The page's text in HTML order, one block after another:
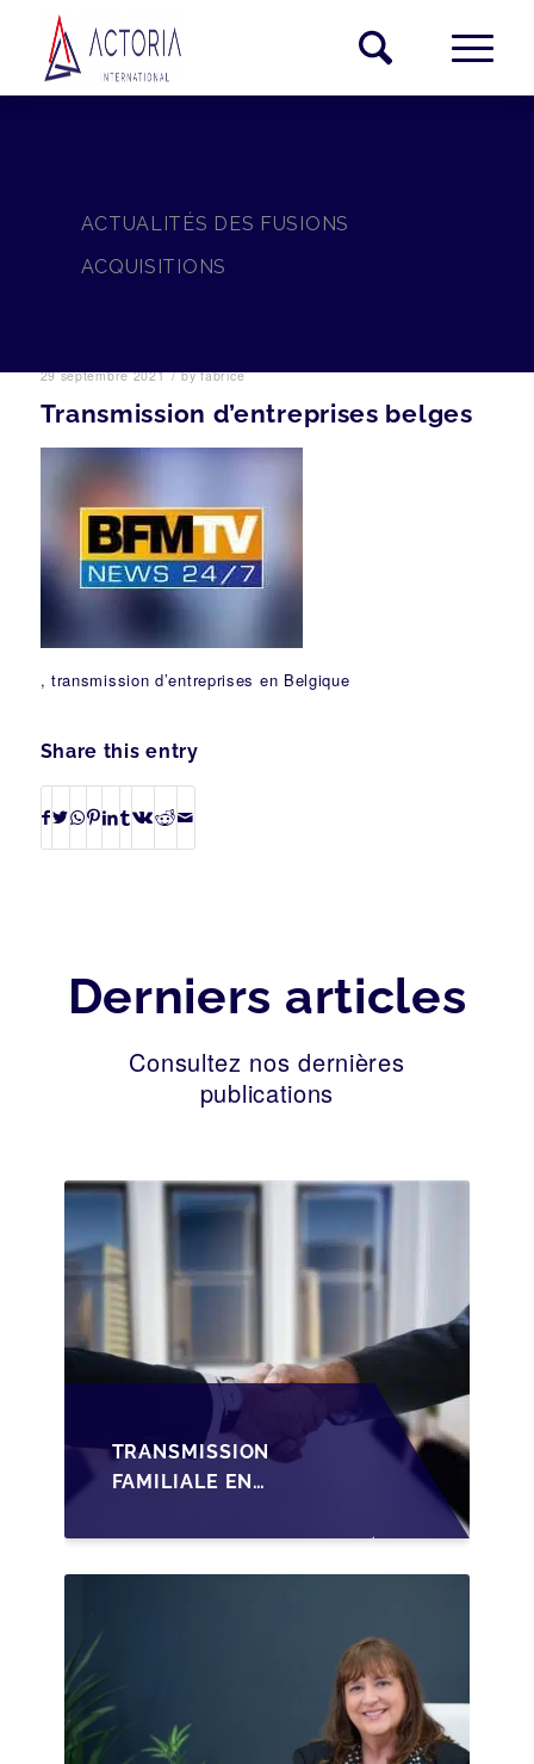
ACTUALITÉS DES FUSIONS
ACQUISITIONS
29 septembre 2021 / byfabrice
Transmission d’entreprises belges
, transmission d’entreprises en Belgique
Share this entry
Derniers articles
Consultez nos dernières
publications
TRANSMISSION
FAMILIALE EN
STRUCTURER LA
CESSION DES PARTS